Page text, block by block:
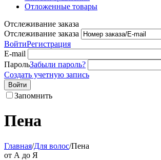
Отложенные товары
Отслеживание заказа
Отслеживание заказа
ВойтиРегистрация
E-mail
ПарольЗабыли пароль?
Создать учетную запись
Войти
Запомнить
Пена
Главная/Для волос/Пена
от А до Я